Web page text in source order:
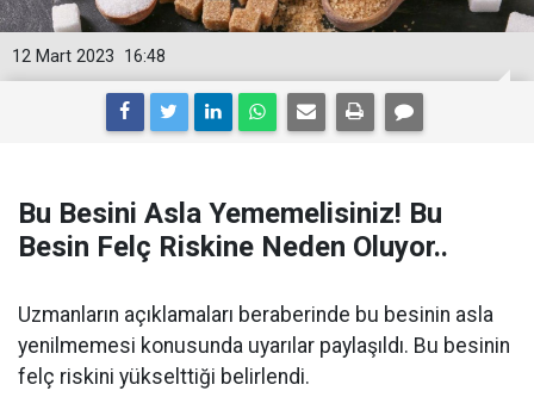
16:48
12 Mart 2023
Bu Besini Asla Yememelisiniz! Bu
Besin Felç Riskine Neden Oluyor..
Uzmanların açıklamaları beraberinde bu besinin asla
yenilmemesi konusunda uyarılar paylaşıldı. Bu besinin
felç riskini yükselttiği belirlendi.